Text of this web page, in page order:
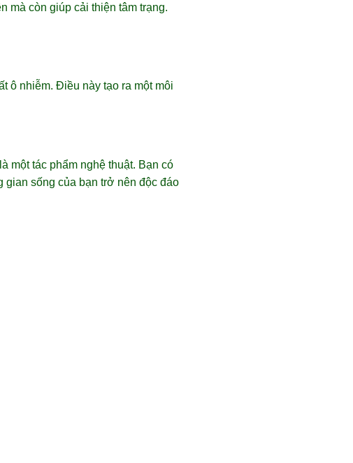
mà còn giúp cải thiện tâm trạng.
ô nhiễm. Điều này tạo ra một môi
một tác phẩm nghệ thuật. Bạn có
gian sống của bạn trở nên độc đáo